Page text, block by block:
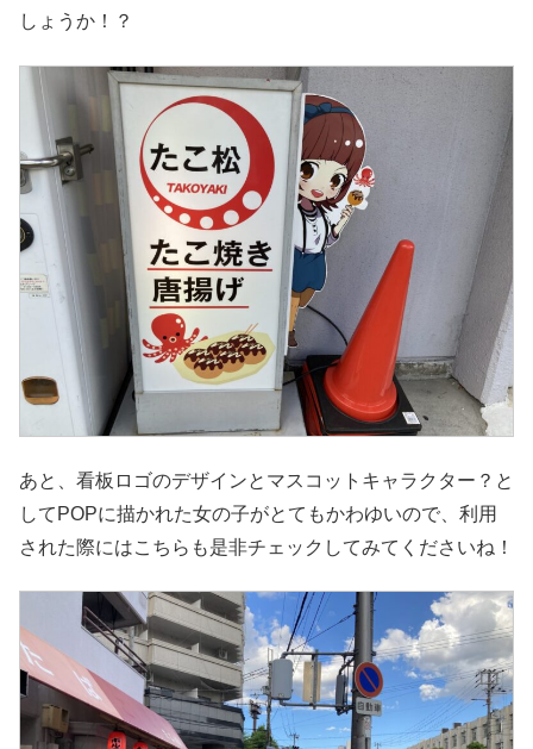
しょうか！？
あと、看板ロゴのデザインとマスコットキャラクター？と
してPOPに描かれた女の子がとてもかわゆいので、利用
された際にはこちらも是非チェックしてみてくださいね！